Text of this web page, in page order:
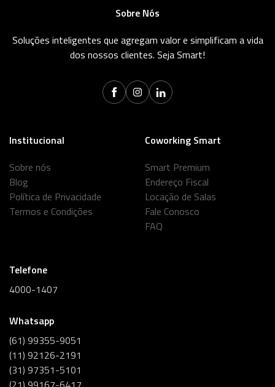
Sobre Nós
Soluções inteligentes que agregam valor e simplificam a vida
dos nossos clientes. Seja Smart!
Institucional
Sobre nós
Blog
Política de Privacidade
Termos e Condições
Coworking Smart
Smart Premium
Endereço Fiscal
Locação de Salas
Fale Conosco
FAQ
Telefone
4000-1407
Whatsapp
(61) 99355-9051
(11) 92126-2191
(31) 97351-5101